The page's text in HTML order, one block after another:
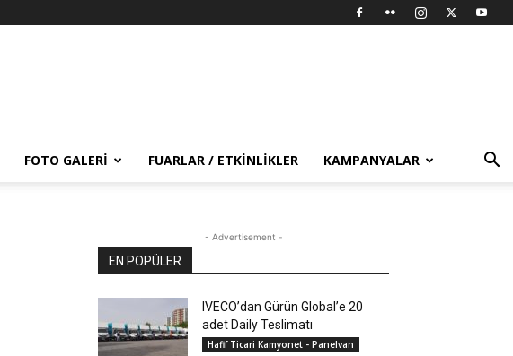
FOTO GALERI FUARLAR / ETKINLIKLER KAMPANYALAR
- Advertisement -
EN POPÜLER
IVECO’dan Gürün Global’e 20
adet Daily Teslimatı
Hafif Ticari Kamyonet - Panelvan